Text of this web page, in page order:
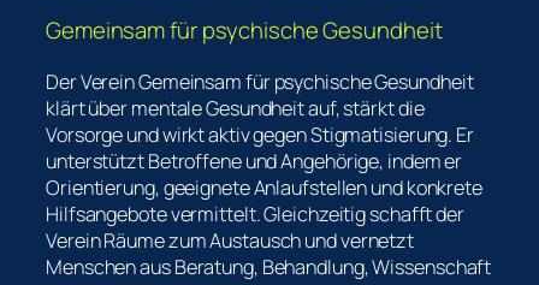
Gemeinsam für psychische Gesundheit
Der VereinGemeinsam für psychische Gesundheit
klärt über mentale Gesundheit auf, stärkt die
Vorsorge und wirkt aktiv gegen Stigmatisierung. Er
unterstützt Betroffene und Angehörige, indem er
Orientierung, geeignete Anlaufstellen und konkrete
Hilfsangebote vermittelt. Gleichzeitig schafft der
Verein Räume zum Austausch und vernetzt
Menschen aus Beratung, Behandlung, Wissenschaft